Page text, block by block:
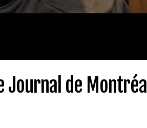
de Montréal